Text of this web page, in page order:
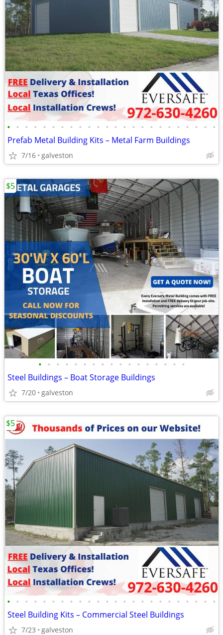
• • • • • • • • • • • • • • • • • • • • • • • •
Prefab Metal Building Kits – Metal Farm Buildings
7/16 galveston
• • • • • • • • • • • • • • • • •
Steel Buildings – Boat Storage Buildings
7/20 galveston
$5
• • • • • • • • • • • • • • • • • • • • • • • •
Steel Building Kits – Commercial Steel Buildings
7/23 galveston
$5